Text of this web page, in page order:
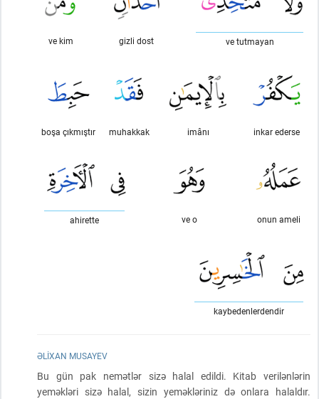
ve tutmayan
gizli dost
ve kim
inkar ederse
imânı
muhakkak
boşa çıkmıştır
onun ameli
ve o
ahirette
kaybedenlerdendir
ƏLIXAN MUSAYEV
Bu gün pak nemətlər sizə halal edildi. Kitab verilənlərin
yeməkləri sizə halal, sizin yeməkləriniz də onlara halaldır.